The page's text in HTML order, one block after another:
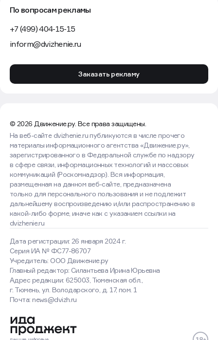
По вопросам рекламы
+7 (499) 404-15-15
inform@dvizhenie.ru
Заказать рекламу
© 2026 Движение.ру. Все права защищены.
Дата регистрации: 26 января 2024 г.
Серия ИА № ФС77-86707
Учредитель: ООО Движение.ру
Главный редактор: Силантьева Ирина Юрьевна
Адрес редакции: 625003, Тюменская обл.,
г. Тюмень, ул. Володарского, д. 17, пом. 1
Почта: news@dvizh.ru
На веб-сайте dvizhenie.ru публикуются в числе прочего
материалы информационного агентства «Движение.ру»,
зарегистрированного в Федеральной службе по надзору
в сфере связи, информационных технологий и массовых
коммуникаций (Роскомнадзор). Вся информация,
размещенная на данном веб-сайте, предназначена
только для персонального пользования и не подлежит
дальнейшему воспроизведению и/или распространению в
какой-либо форме, иначе как с указанием ссылки на
dvizhenie.ru
соглашаетесь с использованием